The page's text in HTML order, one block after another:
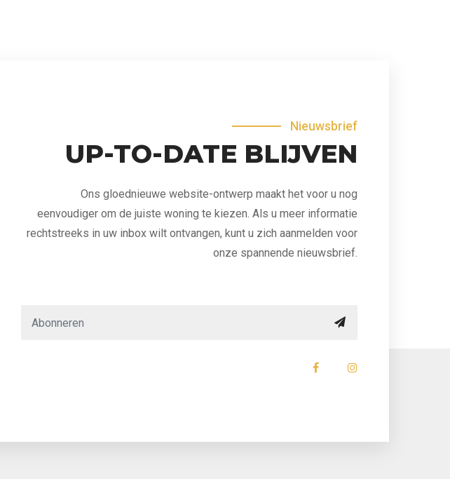
Nieuwsbrief
UP-TO-DATE BLIJVEN
Ons gloednieuwe website-ontwerp maakt het voor u nog
eenvoudiger om de juiste woning te kiezen. Als u meer informatie
rechtstreeks in uw inbox wilt ontvangen, kunt u zich aanmelden voor
onze spannende nieuwsbrief.